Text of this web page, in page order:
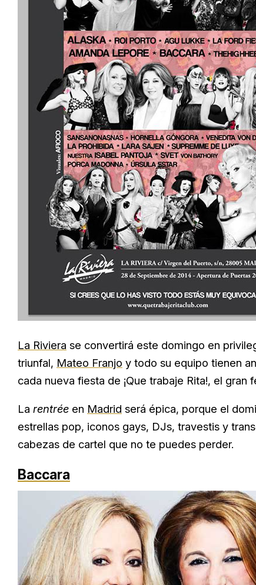
La Riviera se convertirá este domingo en
triunfal, Mateo Franjo y todo su equipo tienen
cada nueva fiesta de ¡Que trabaje Rita!, el
La rentrée en Madrid será épica, porque el
estrellas pop, iconos gays, DJs, travestis y
cabezas de cartel que no te puedes perder.
Baccara